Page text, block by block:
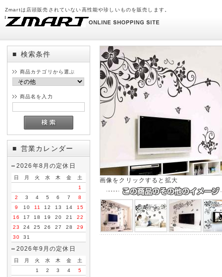
Zmartは店頭販売されていない高性能や珍しいものを販売します。
■ 検索条件
商品カテゴリから選ぶ
商品名を入力
■ 営業カレンダー
2026年8月の定休日
日 月 火 水 木 金
土
1
2
3 4 5 6 7
8
9
10 11 12 13 14
15
16
17 18 19 20 21
22
23
24 25 26 27 28
29
30
31
2026年9月の定休日
日 月 火 水 木 金
土
1
2 3 4
5
画像をクリックすると拡大